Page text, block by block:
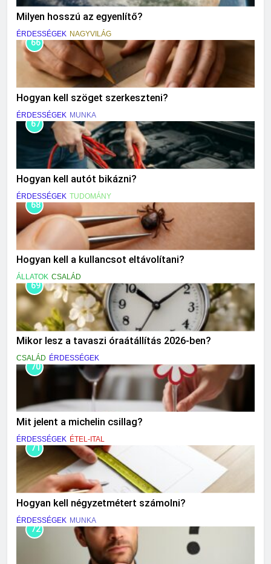
Milyen hosszú az egyenlítő?
ÉRDESSÉGEK NAGYVILÁG
66
Hogyan kell szöget szerkeszteni?
ÉRDESSÉGEK MUNKA
67
Hogyan kell autót bikázni?
ÉRDESSÉGEK TUDOMÁNY
68
Hogyan kell a kullancsot eltávolítani?
ÁLLATOK CSALÁD
69
Mikor lesz a tavaszi óraátállítás 2026-ben?
CSALÁD ÉRDESSÉGEK
70
Mit jelent a michelin csillag?
ÉRDESSÉGEK ÉTEL-ITAL
71
Hogyan kell négyzetmétert számolni?
ÉRDESSÉGEK MUNKA
72